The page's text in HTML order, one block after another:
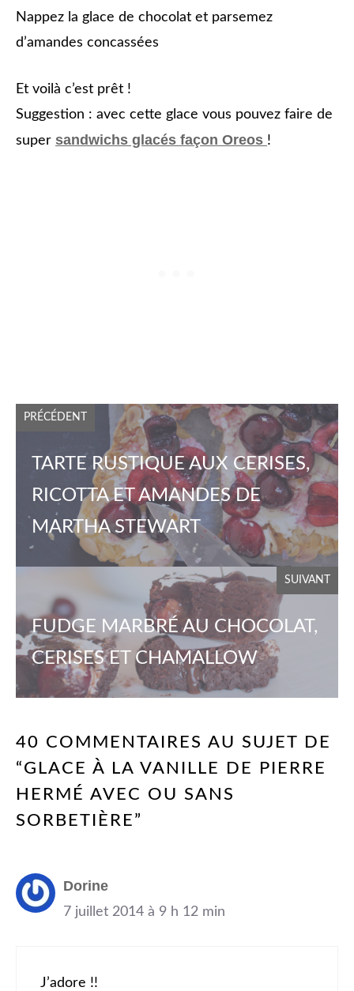
Nappez la glace de chocolat et parsemez
d’amandes concassées
Et voilà c’est prêt !
Suggestion : avec cette glace vous pouvez faire de
super sandwichs glacés façon Oreos !
PRÉCÉDENT
TARTE RUSTIQUE AUX CERISES,
RICOTTA ET AMANDES DE
MARTHA STEWART
SUIVANT
FUDGE MARBRÉ AU CHOCOLAT,
CERISES ET CHAMALLOW
40 COMMENTAIRES AU SUJET DE
“GLACE À LA VANILLE DE PIERRE
HERMÉ AVEC OU SANS
SORBETIÈRE”
Dorine
7 juillet 2014 à 9 h 12 min
J’adore !!